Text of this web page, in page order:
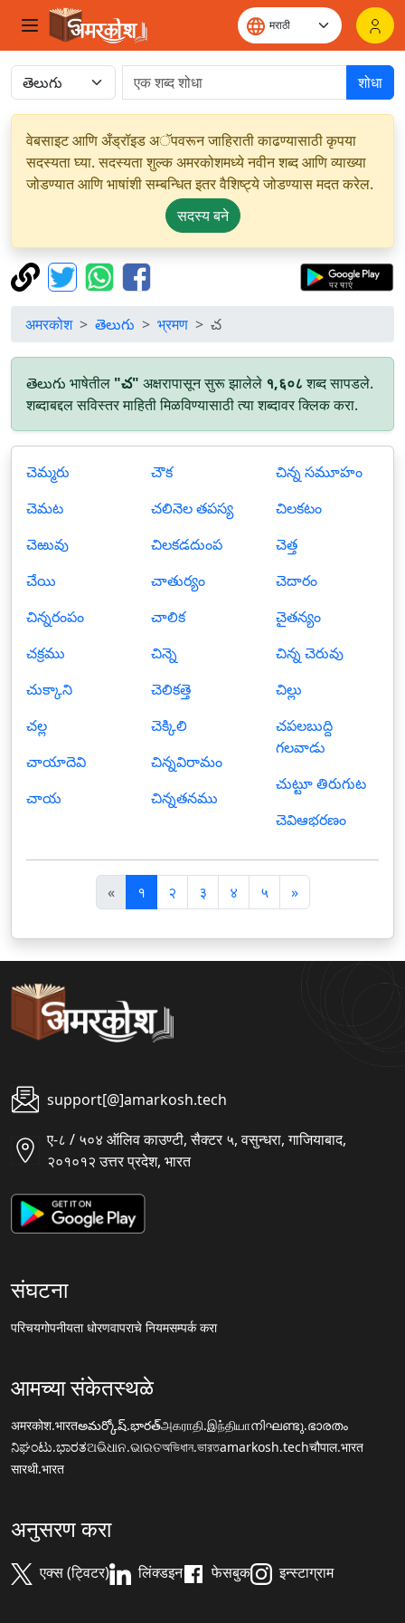
शोधा
वेबसाइट आणि अँड्रॉइड अॅपवरून जाहिराती काढण्यासाठी कृपया
सदस्यता घ्या. सदस्यता शुल्क अमरकोशमध्ये नवीन शब्द आणि व्याख्या
जोडण्यात आणि भाषांशी सम्बन्धित इतर वैशिष्ट्ये जोडण्यास मदत करेल.
सदस्य बने
अमरकोश తెలుగు भ्रमण చ
తెలుగు भाषेतील "చ" अक्षरापासून सुरू झालेले १,६०८शब्द सापडले.
शब्दाबद्दल सविस्तर माहिती मिळविण्यासाठी त्या शब्दावर क्लिक करा.
చెమ్మరు
చెమట
చెఱువు
చేయి
చిన్నరంపం
చక్రము
చుక్కాని
చల్ల
చాయాదెవి
చాయ
చౌక
చలినెల తపస్య
చిలకడదుంప
చాతుర్యం
చాలిక
చిన్నె
చెలికత్తె
చెక్కిలి
చిన్నవిరామం
చిన్నతనము
చిన్న సమూహం
చిలకటం
చెత్త
చెదారం
చైతన్యం
చిన్న చెరువు
చిల్లు
చపలబుద్ది
గలవాడు
చుట్టూ తిరుగుట
చెవిఆభరణం
«पि
छ
ला
१ २ ३ ४ ५ »अ
ग
ला
support[@]amarkosh.tech
ए-८ / ५०४ ऑलिव काउण्टी, सैक्टर ५, वसुन्धरा, गाजियाबाद,
२०१०१२ उत्तर प्रदेश, भारत
संघटना
परिचयगोपनीयता धोरणवापराचे नियमसम्पर्क करा
आमच्या संकेतस्थळे
अमरकोश.भारतఅమర్కోష్.భారత్அகராதி.இந்தியாനിഘണ്ടു.ഭാരതം
ನಿಘಂಟು.ಭಾರತଅଭିଧାନ.ଭାରତঅভিধান.ভারতamarkosh.techचौपाल.भारत
सारथी.भारत
अनुसरण करा
एक्स (ट्विटर) लिंक्डइन फेसबुक इन्स्टाग्राम